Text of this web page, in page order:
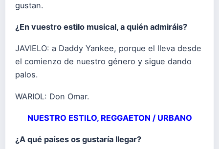
gustan.
¿En vuestro estilo musical, a quién admiráis?
JAVIELO: a Daddy Yankee, porque el lleva desde
el comienzo de nuestro género y sigue dando
palos.
WARIOL: Don Omar.
NUESTRO ESTILO, REGGAETON / URBANO
¿A qué países os gustaría llegar?